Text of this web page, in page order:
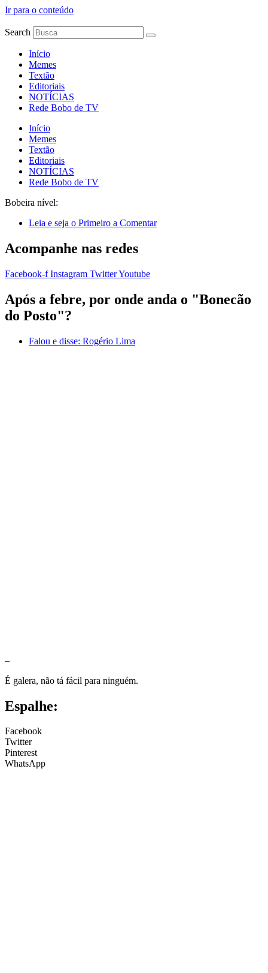
Ir para o conteúdo
Search
Início
Memes
Textão
Editoriais
NOTÍCIAS
Rede Bobo de TV
Início
Memes
Textão
Editoriais
NOTÍCIAS
Rede Bobo de TV
Bobeira nível:
Leia e seja o Primeiro a Comentar
Acompanhe nas redes
Facebook-f Instagram TwitterYoutube
Após a febre, por onde anda o "Bonecão
do Posto"?
Falou e disse: Rogério Lima
–
É galera, não tá fácil para ninguém.
Espalhe:
Facebook
Twitter
Pinterest
WhatsApp